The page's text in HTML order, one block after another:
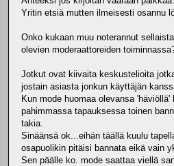
Yritin etsiä mutten ilmeisesti osannu
Onko kukaan muu noterannut
olevien moderaattoreiden
Jotkut ovat kiivaita keskustelioita
jostain asiasta jonkun käyttäjän
Kun mode huomaa olevansa
pahimmassa tapauksessa toinen
takia.
Sinäänsä ok...eihän täällä kuulu
osapuolikin pitäisi bannata eikä vain
Sen päälle ko. mode saattaa viellä